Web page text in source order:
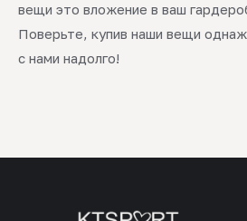
вещи это вложение в ваш
Поверьте, купив наши вещи
с нами надолго!